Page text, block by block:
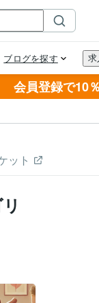
会員登録で10
ット